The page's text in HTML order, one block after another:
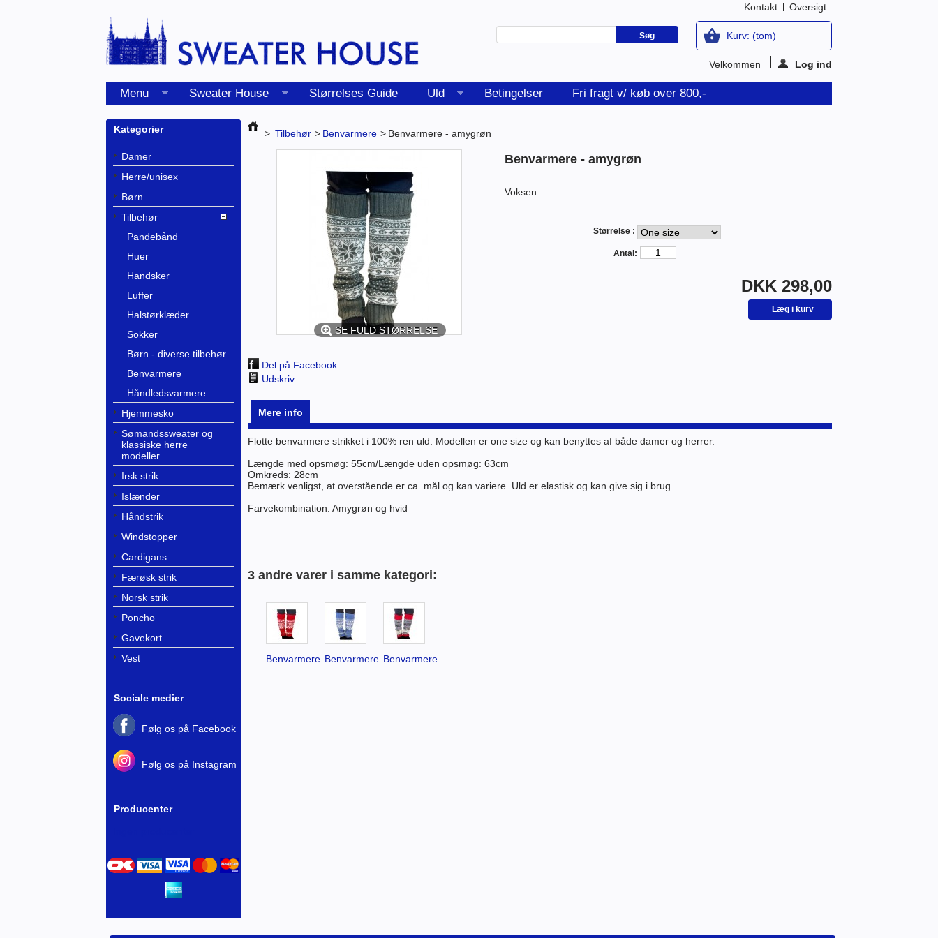
Kontakt Oversigt
Kurv: (tom)
Velkommen Log ind
Menu Sweater House Størrelses Guide Uld Betingelser Fri fragt v/ køb over 800,-
Kategorier
Damer
Herre/unisex
Børn
Tilbehør
Pandebånd
Huer
Handsker
Luffer
Halstørklæder
Sokker
Børn - diverse tilbehør
Benvarmere
Håndledsvarmere
Hjemmesko
Sømandssweater og
klassiske herre
modeller
Irsk strik
Islænder
Håndstrik
Windstopper
Cardigans
Færøsk strik
Norsk strik
Poncho
Gavekort
Vest
Sociale medier
Følg os på Facebook
Følg os på Instagram
Producenter
> Tilbehør > Benvarmere > Benvarmere - amygrøn
SE FULD STØRRELSE
Del på Facebook
Udskriv
Benvarmere - amygrøn
Voksen
Størrelse :
Antal:
DKK 298,00
Mere info
Flotte benvarmere strikket i 100% ren uld. Modellen er one size og kan benyttes af både damer og herrer.
Længde med opsmøg: 55cm/Længde uden opsmøg: 63cm
Omkreds: 28cm
Bemærk venligst, at overstående er ca. mål og kan variere. Uld er elastisk og kan give sig i brug.
Farvekombination: Amygrøn og hvid
3 andre varer i samme kategori:
Benvarmere...Benvarmere...Benvarmere...